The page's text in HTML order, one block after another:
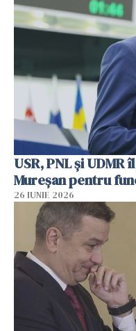
USR, PNL şi
Mureşan pentru
26 IUNIE 2026